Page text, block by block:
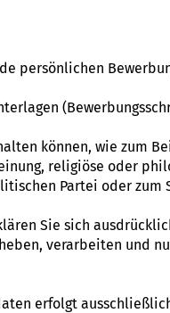
persönlichen
können, wie zum
religiöse oder
Partei oder zum
Sie sich
verarbeiten und
erfolgt